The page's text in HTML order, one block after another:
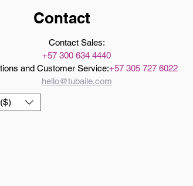
Contact
Contact Sales:
+57 300 634 4440
and Customer Service:+57 305 727 6022
hello@tubaile.com